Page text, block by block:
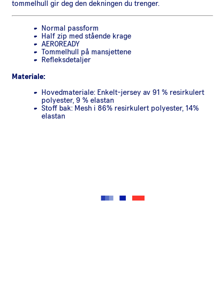
tommelhull gir deg den dekningen du trenger.
Normal passform
Half zip med stående krage
AEROREADY
Tommelhull på mansjettene
Refleksdetaljer
Materiale:
Hovedmateriale: Enkelt-jersey av 91 % resirkulert
polyester, 9 % elastan
Stoff bak: Mesh i 86% resirkulert polyester, 14%
elastan